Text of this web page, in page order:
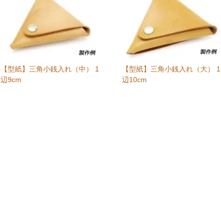
【型紙】三角小銭入れ（中） 1
辺9cm
【型紙】三角小銭入れ（大） 1
辺10cm